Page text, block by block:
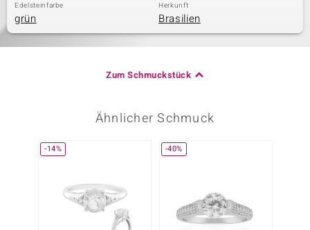
Edelsteinfarbe
grün
Herkunft
Brasilien
Zum Schmuckstück
Ähnlicher Schmuck
-14% -40%